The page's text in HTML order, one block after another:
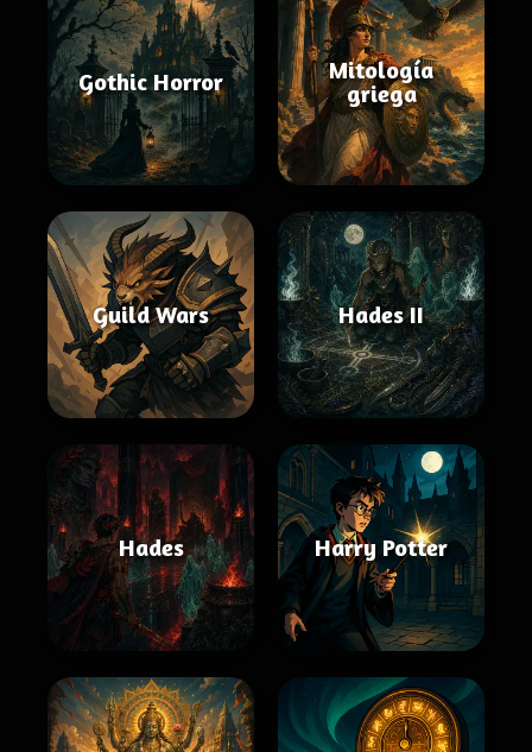
Gothic Horror
Mitología
griega
Guild Wars Hades II
Hades Harry Potter